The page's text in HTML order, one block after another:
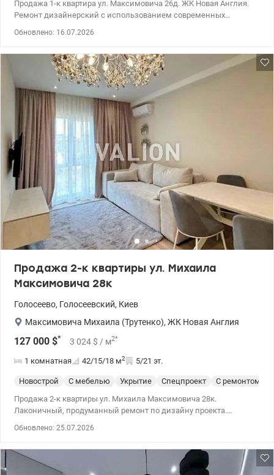
Продажа 1-к квартира ул. Максимовича 26д. ЖК Новая Англия.
Ремонт дизайнерский с использованием современных
Обновлено: 16.07.2026
Продажа 2-к квартиры ул. Михаила
Максимовича 28к
Голосеево, Голосеевский, Киев
Максимовича Михаила (Трутенко), ЖК Новая Англия
127 000 $* 3 024 $ / м2*
1 комнатная 42/15/18 м2 5/21 эт.
Новострой С мебелью Укрытие Спецпроект
С ремонтом
Продажа 2-к квартиры ул. Михаила Максимовича 28к.
Лаконичный, продуманный ремонт по дизайну проекта.
Обновлено: 25.07.2026